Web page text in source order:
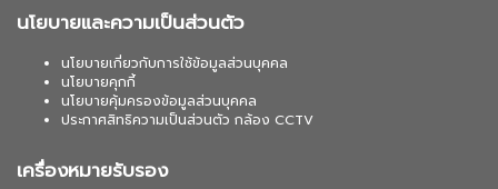
นโยบายและความเป็นส่วนตัว
นโยบายเกี่ยวกับการใช้ข้อมูลส่วนบุคคล
นโยบายคุกกี้
นโยบายคุ้มครองข้อมูลส่วนบุคคล
ประกาศสิทธิความเป็นส่วนตัว กล้อง CCTV
เครื่องหมายรับรอง